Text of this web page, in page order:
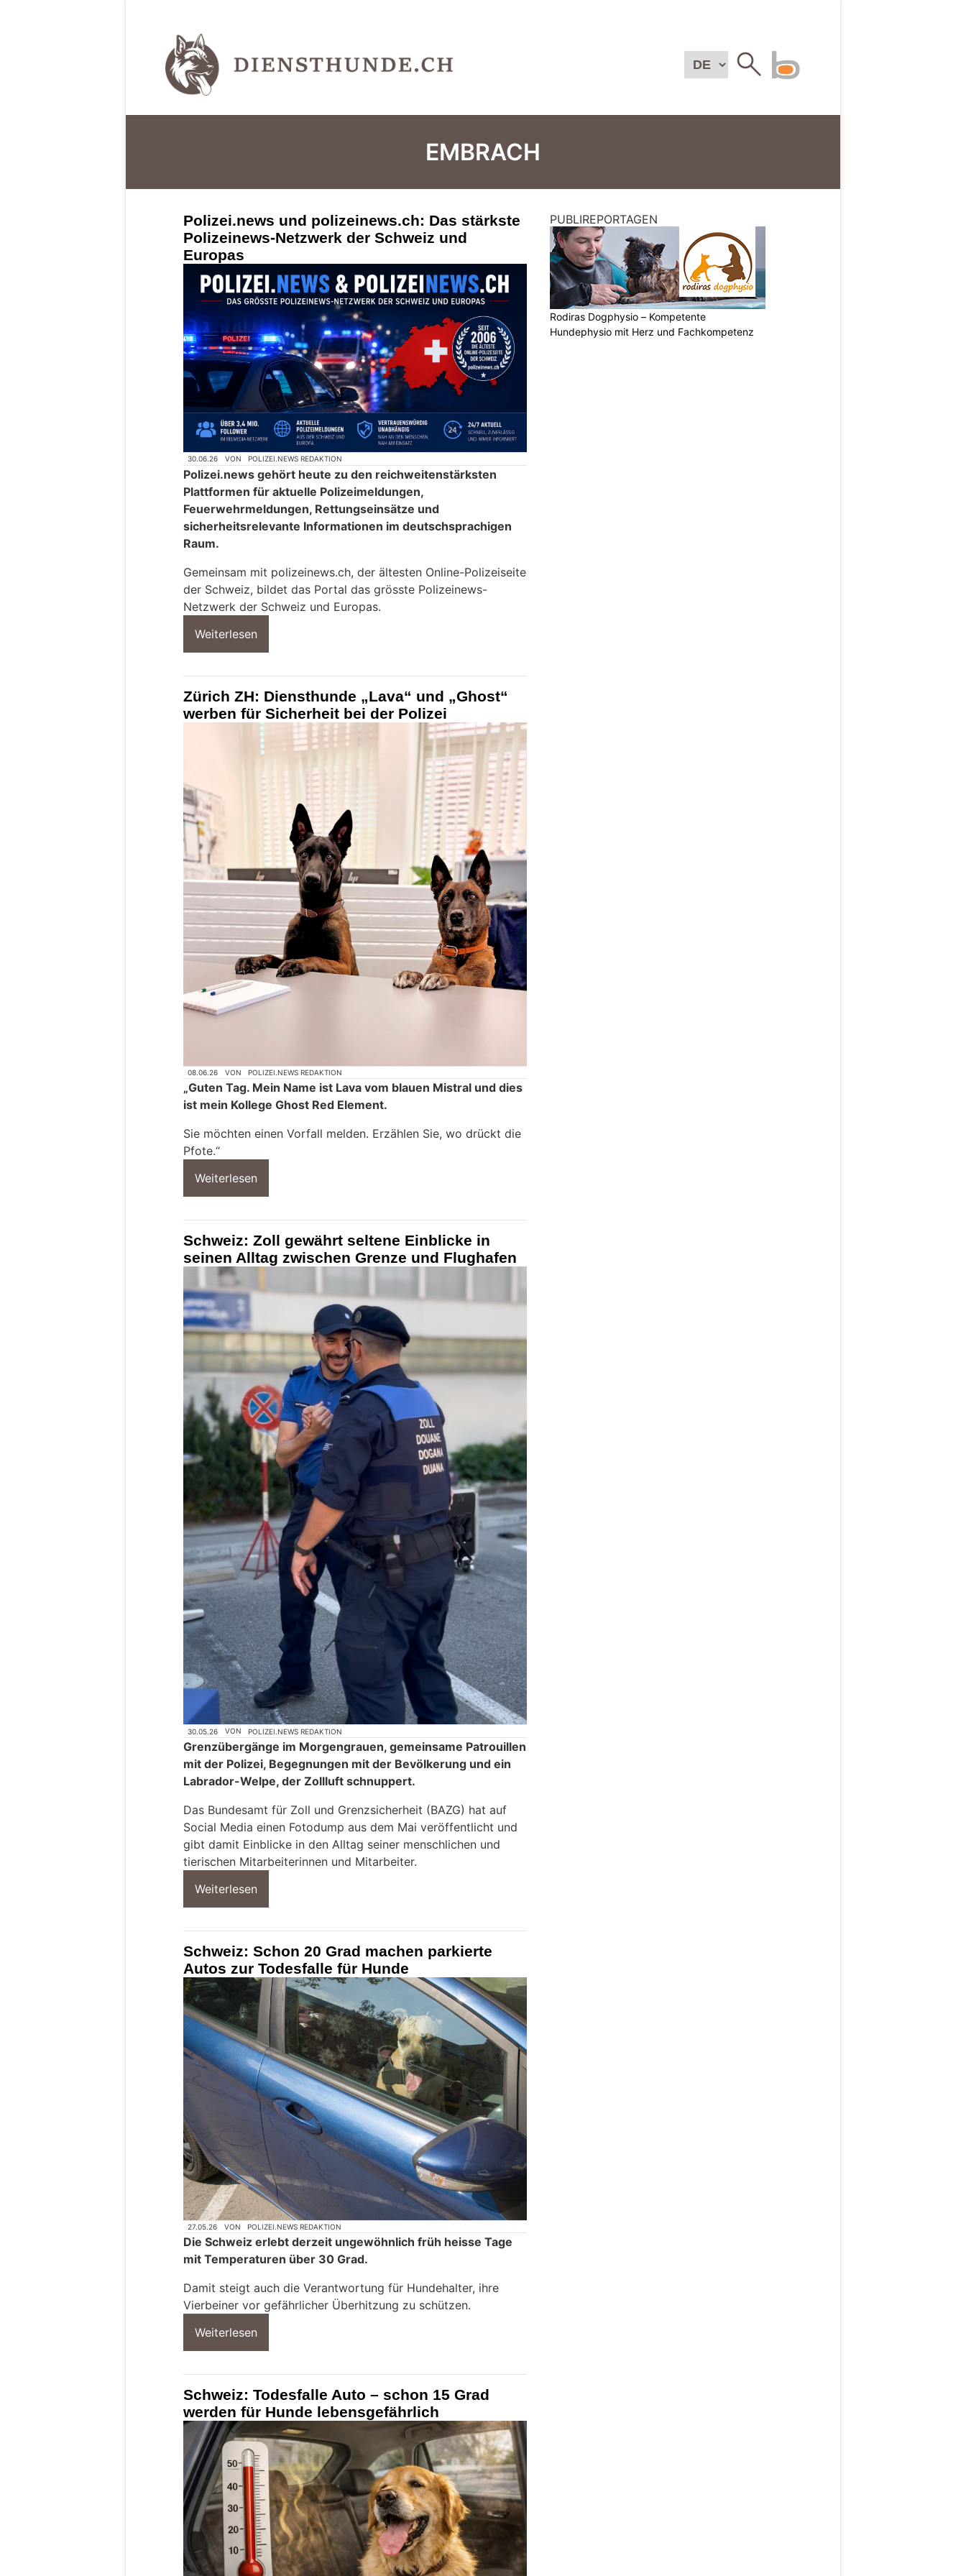
EMBRACH
Polizei.news und polizeinews.ch: Das stärkste
Polizeinews-Netzwerk der Schweiz und
Europas
30.06.26 VON POLIZEI.NEWS REDAKTION
Polizei.news gehört heute zu den reichweitenstärksten
Plattformen für aktuelle Polizeimeldungen,
Feuerwehrmeldungen, Rettungseinsätze und
sicherheitsrelevante Informationen im deutschsprachigen
Raum.
Gemeinsam mit polizeinews.ch, der ältesten Online-Polizeiseite
der Schweiz, bildet das Portal das grösste Polizeinews-
Netzwerk der Schweiz und Europas.
Weiterlesen
Zürich ZH: Diensthunde „Lava“ und „Ghost“
werben für Sicherheit bei der Polizei
08.06.26 VON POLIZEI.NEWS REDAKTION
„Guten Tag. Mein Name ist Lava vom blauen Mistral und dies
ist mein Kollege Ghost Red Element.
Sie möchten einen Vorfall melden. Erzählen Sie, wo drückt die
Pfote.“
Weiterlesen
Schweiz: Zoll gewährt seltene Einblicke in
seinen Alltag zwischen Grenze und Flughafen
30.05.26 VON POLIZEI.NEWS REDAKTION
Grenzübergänge im Morgengrauen, gemeinsame Patrouillen
mit der Polizei, Begegnungen mit der Bevölkerung und ein
Labrador-Welpe, der Zollluft schnuppert.
Das Bundesamt für Zoll und Grenzsicherheit (BAZG) hat auf
Social Media einen Fotodump aus dem Mai veröffentlicht und
gibt damit Einblicke in den Alltag seiner menschlichen und
tierischen Mitarbeiterinnen und Mitarbeiter.
Weiterlesen
Schweiz: Schon 20 Grad machen parkierte
Autos zur Todesfalle für Hunde
27.05.26 VON POLIZEI.NEWS REDAKTION
Die Schweiz erlebt derzeit ungewöhnlich früh heisse Tage
mit Temperaturen über 30 Grad.
Damit steigt auch die Verantwortung für Hundehalter, ihre
Vierbeiner vor gefährlicher Überhitzung zu schützen.
Weiterlesen
Schweiz: Todesfalle Auto – schon 15 Grad
werden für Hunde lebensgefährlich
PUBLIREPORTAGEN
Rodiras Dogphysio – Kompetente
Hundephysio mit Herz und Fachkompetenz